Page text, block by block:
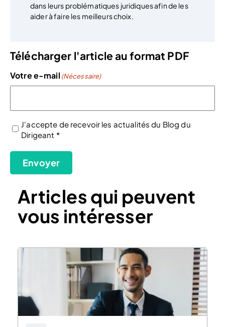
dans leurs problématiques juridiques afin de les
aider à faire les meilleurs choix.
Télécharger l'article au format PDF
Votre e-mail (Nécessaire)
(Nécessaire)
J'accepte de recevoir les actualités du Blog du
Dirigeant *
Envoyer
Articles qui peuvent
vous intéresser